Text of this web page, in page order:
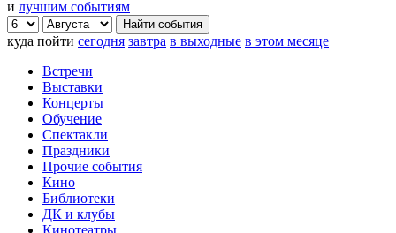
и лучшим событиям
куда пойти сегодня завтра в выходные в этом месяце
Встречи
Выставки
Концерты
Обучение
Спектакли
Праздники
Прочие события
Кино
Библиотеки
ДК и клубы
Кинотеатры